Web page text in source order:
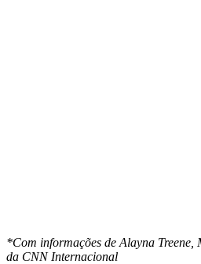
*Com informações de Alayna Treene,
da CNN Internacional